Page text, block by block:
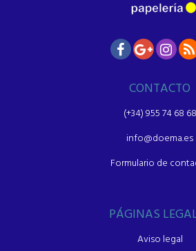
CONTACTO
(+34) 955 74 68 68
info@doema.es
Formulario de
PÁGINAS
Aviso legal